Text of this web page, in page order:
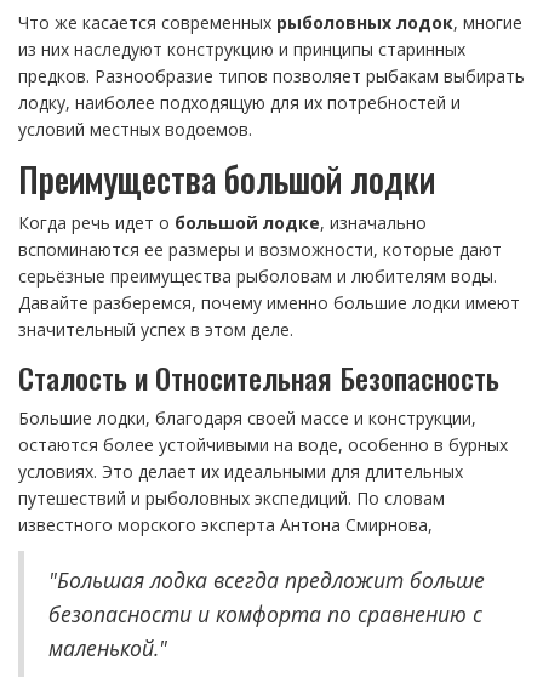
Что же касается современных рыболовных лодок, многие
из них наследуют конструкцию и принципы старинных
предков. Разнообразие типов позволяет рыбакам выбирать
лодку, наиболее подходящую для их потребностей и
условий местных водоемов.
Преимущества большой лодки
Когда речь идет о большой лодке, изначально
вспоминаются ее размеры и возможности, которые дают
серьёзные преимущества рыболовам и любителям воды.
Давайте разберемся, почему именно большие лодки имеют
значительный успех в этом деле.
Сталость и Относительная Безопасность
Большие лодки, благодаря своей массе и конструкции,
остаются более устойчивыми на воде, особенно в бурных
условиях. Это делает их идеальными для длительных
путешествий и рыболовных экспедиций. По словам
известного морского эксперта Антона Смирнова,
"Большая лодка всегда предложит больше
безопасности и комфорта по сравнению с
маленькой."